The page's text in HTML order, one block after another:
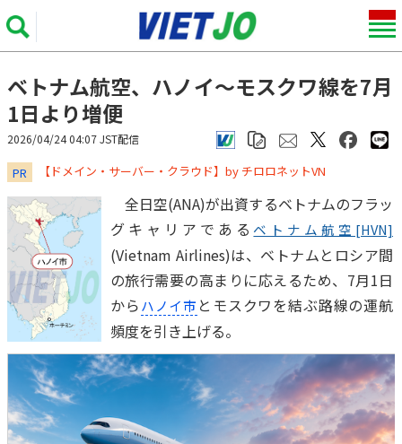
ベトナム航空、ハノイ～モスクワ線を7月
1日より増便
2026/04/24 04:07 JST配信
PR ​​​​​​​【ドメイン・サーバー・クラウド】by チロロネットVN
全日空(ANA)が出資するベトナムのフラッ
グキャリアである ベトナム航空[HVN]
(Vietnam Airlines)は、ベトナムとロシア間
の旅行需要の高まりに応えるため、7月1日
からハノイ市 とモスクワを結ぶ路線の運航
頻度を引き上げる。